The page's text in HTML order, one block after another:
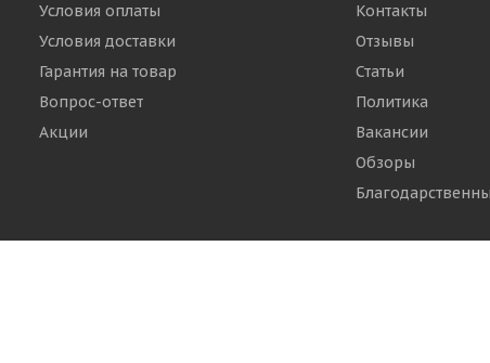
Условия оплаты
Условия доставки
Гарантия на товар
Вопрос-ответ
Акции
Контакты
Отзывы
Статьи
Политика
Вакансии
Обзоры